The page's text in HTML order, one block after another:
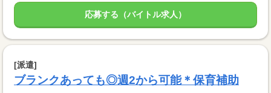
応募する（バイトル求人）
[派遣]
ブランクあっても◎週2から可能＊保育補助